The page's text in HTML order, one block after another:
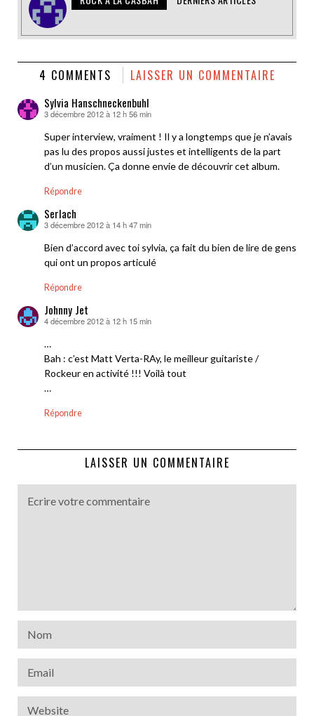
4 COMMENTS LAISSER UN COMMENTAIRE
Sylvia Hanschneckenbuhl
dit :
3 décembre 2012 à 12 h 56 min
Super interview, vraiment ! Il y a longtemps que je n’avais
pas lu des propos aussi justes et intelligents de la part
d’un musicien. Ça donne envie de découvrir cet album.
Répondre
Serlach
dit :
3 décembre 2012 à 14 h 47 min
Bien d’accord avec toi sylvia, ça fait du bien de lire de gens
qui ont un propos articulé
Répondre
Johnny Jet
dit :
4 décembre 2012 à 12 h 15 min
…
Bah : c’est Matt Verta-RAy, le meilleur guitariste /
Rockeur en activité !!! Voilà tout
…
Répondre
LAISSER UN COMMENTAIRE